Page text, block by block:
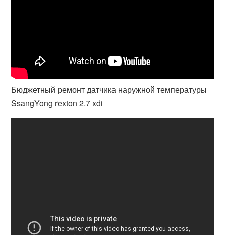
Бюджетный ремонт датчика наружной температуры
SsangYong rexton 2.7 xdi